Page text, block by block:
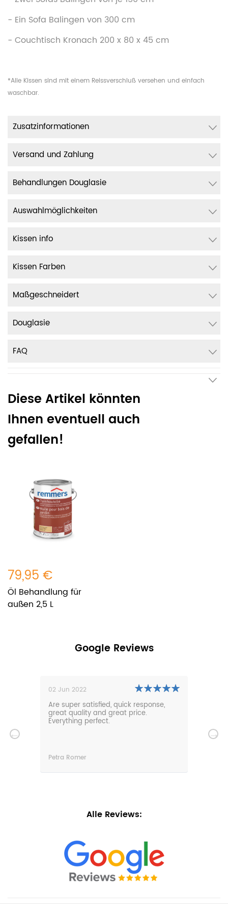
- Ein Sofa Balingen von 300 cm
- Couchtisch Kronach 200 x 80 x 45 cm
*Alle Kissen sind mit einem Reissverschluß versehen und einfach
waschbar.
Zusatzinformationen
Versand und Zahlung
Behandlungen Douglasie
Auswahlmöglichkeiten
Kissen info
Kissen Farben
Maßgeschneidert
Douglasie
FAQ
Diese Artikel könnten
Ihnen eventuell auch
gefallen!
79,95 €
Öl Behandlung für
außen 2,5 L
Google Reviews
02 Jun 2022
Are super satisfied, quick response,
great quality and great price.
Everything perfect.
Petra Romer
01 Nov 2021
service.
Alle Reviews: